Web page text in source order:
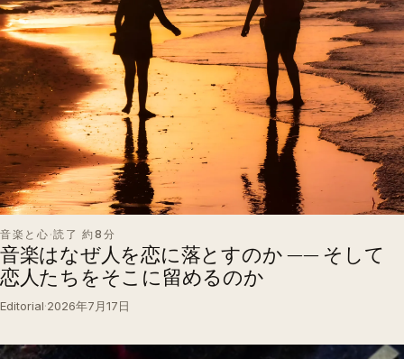
音楽と心 ·読了 約8分
音楽はなぜ人を恋に落とすのか —— そして
恋人たちをそこに留めるのか
Editorial·2026年7月17日